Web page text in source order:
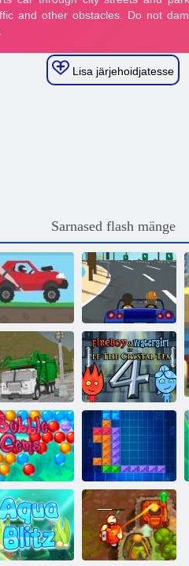
Lisa järjehoidjatesse
Sarnased flash mänge
Ülesmäge
võidusõit 2
Kõrilõikaja
Islandi puhta
veoauto prügi
Sim
Fireboy ja
Watergirl 4:
kristalltempel
Mullivursid Telkrix